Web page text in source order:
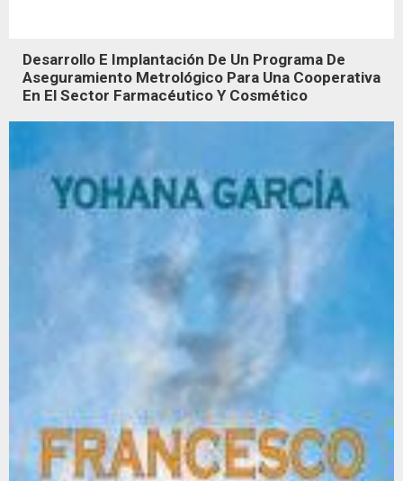
Desarrollo E Implantación De Un Programa De
Aseguramiento Metrológico Para Una Cooperativa
En El Sector Farmacéutico Y Cosmético